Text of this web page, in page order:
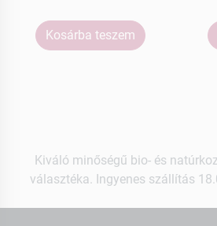
Kosárba teszem
Kiváló minőségű bio- és
választéka. Ingyenes szállítás